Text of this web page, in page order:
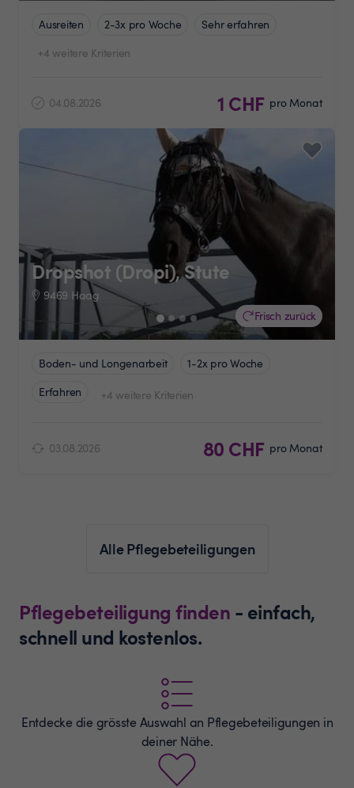
Ausreiten 2-3x pro Woche
Sehr erfahren
+4 weitere Kriterien
04.08.2026 1 CHF pro Monat
Frisch zurück
Dropshot (Dropi), Stute
9469 Haag
Boden- und Longenarbeit
1-2x pro Woche
Erfahren
+4 weitere Kriterien
03.08.2026 80 CHF pro Monat
Alle Pflegebeteiligungen
Pflegebeteiligung finden - einfach,
schnell und kostenlos.
Entdecke die grösste Auswahl an Pflegebeteiligungen in
deiner Nähe.